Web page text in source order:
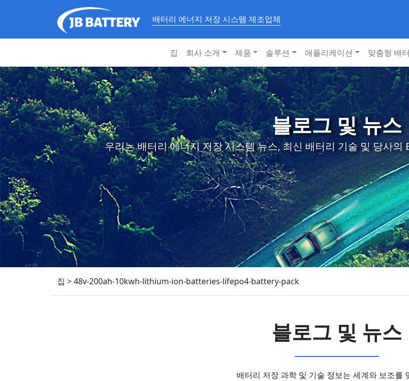
배터리 에너지 저장 시스템 제조업체
집 회사 소개 제품 솔루션 애플리케이션 맞춤형 배
블로그 및 뉴스
우리는 배터리 에너지 저장 시스템 뉴스, 최신 배터리 기술 및 당사의
집 >48v-200ah-10kwh-lithium-ion-batteries-lifepo4-battery-pack
블로그 및 뉴스
배터리 저장 과학 및 기술 정보는 세계와 보조를